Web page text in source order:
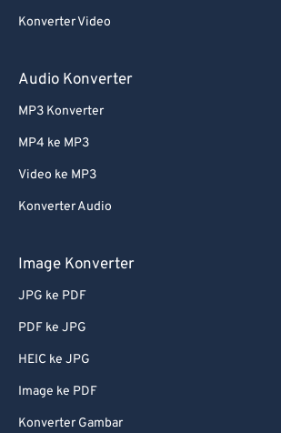
Konverter Video
Audio Konverter
MP3 Konverter
MP4 ke MP3
Video ke MP3
Konverter Audio
Image Konverter
JPG ke PDF
PDF ke JPG
HEIC ke JPG
Image ke PDF
Konverter Gambar